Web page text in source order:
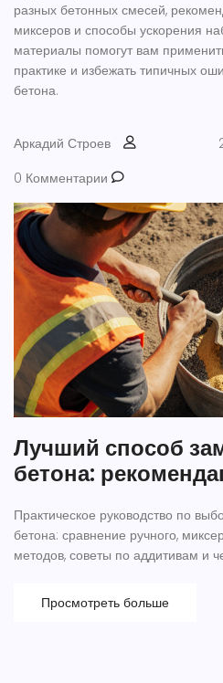
разных бетонных смесей,
миксеров и способы ускорения
материалы помогут вам
практике и избежать типичных
бетона.
Аркадий Строев
0 Комментарии
Лучший способ
бетона:
Практическое руководство по
бетона: сравнение ручного,
методов, советы по аддитивам и
Просмотреть больше